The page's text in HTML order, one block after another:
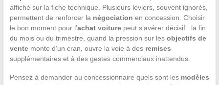
affiché sur la fiche technique. Plusieurs leviers, souvent ignorés,
permettent de renforcer la négociation en concession. Choisir
le bon moment pour l’achat voiturepeut s’avérer décisif : la fin
du mois ou du trimestre, quand la pression sur les objectifs de
ventemonte d’un cran, ouvre la voie à des remises
supplémentaires et à des gestes commerciaux inattendus.
Pensez à demander au concessionnaire quels sont les modèles